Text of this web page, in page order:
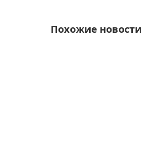
Похожие новости